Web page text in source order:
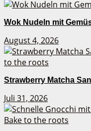
Wok Nudeln mit
August 4, 2026
Strawberry Matcha
Juli 31, 2026